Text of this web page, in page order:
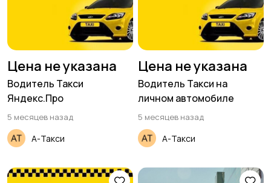
Цена не указана
Водитель Такси
Яндекс.Про
5 месяцев назад
А-Такси
Цена не указана
Водитель Такси на
личном автомобиле
5 месяцев назад
А-Такси